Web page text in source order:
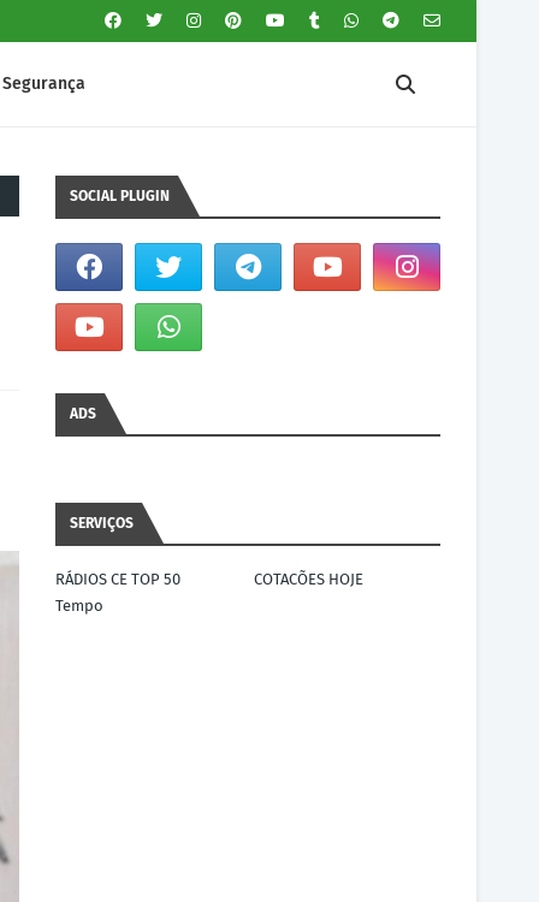
Segurança
SOCIAL PLUGIN
ADS
SERVIÇOS
RÁDIOS CE TOP 50
COTACÕES HOJE
Tempo